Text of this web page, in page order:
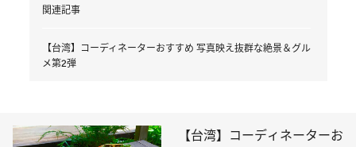
関連記事
【台湾】コーディネーターおすすめ 写真映え抜群な絶景＆グル
メ第2弾
【台湾】コーディネーターお